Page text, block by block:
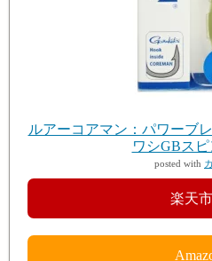
ルアーコアマン：パワーブ
ワシGBス
posted with
楽天